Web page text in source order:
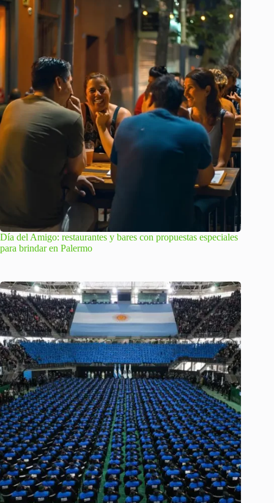
Día del Amigo: restaurantes y bares con propuestas especiales
para brindar en Palermo